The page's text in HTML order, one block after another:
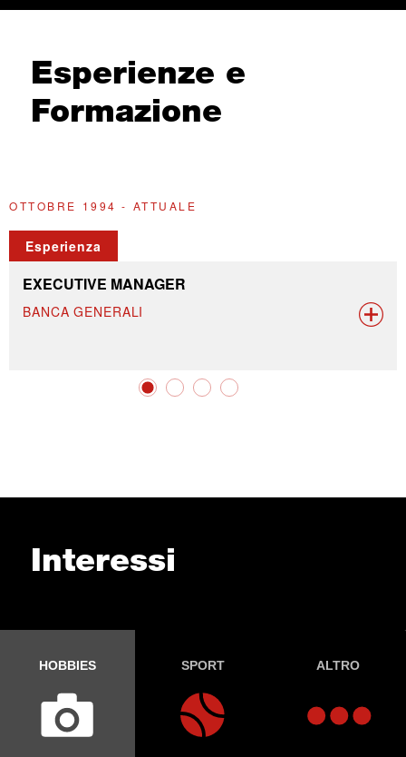
Esperienze e
Formazione
OTTOBRE 1994 - ATTUALE
Esperienza
EXECUTIVE MANAGER
BANCA GENERALI
Interessi
HOBBIES SPORT ALTRO